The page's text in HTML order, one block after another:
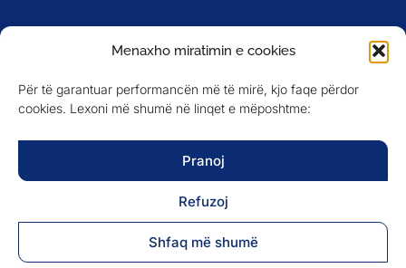
Menaxho miratimin e cookies
Për të garantuar performancën më të mirë, kjo faqe përdor
cookies. Lexoni më shumë në linqet e mëposhtme:
Pranoj
Refuzoj
Shfaq më shumë
Evente
Anëtarët
Newsletter